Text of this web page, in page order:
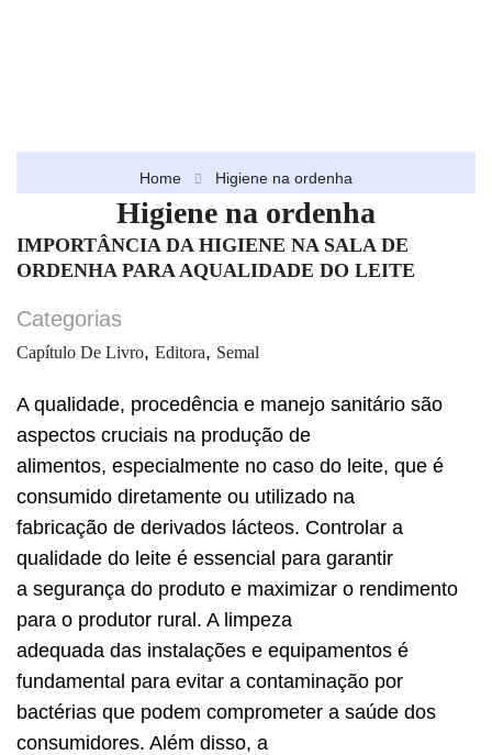
Home Higiene na ordenha
Higiene na ordenha
IMPORTÂNCIA DA HIGIENE NA SALA DE
ORDENHA PARA AQUALIDADE DO LEITE
Categorias
Capítulo De Livro, Editora, Semal
A qualidade, procedência e manejo sanitário são
aspectos cruciais na produção de
alimentos, especialmente no caso do leite, que é
consumido diretamente ou utilizado na
fabricação de derivados lácteos. Controlar a
qualidade do leite é essencial para garantir
a segurança do produto e maximizar o rendimento
para o produtor rural. A limpeza
adequada das instalações e equipamentos é
fundamental para evitar a contaminação por
bactérias que podem comprometer a saúde dos
consumidores. Além disso, a